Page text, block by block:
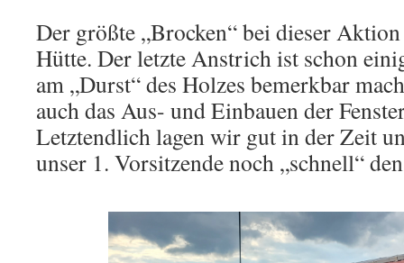
Der größte „Brocken“ bei dieser
Hütte. Der letzte Anstrich ist schon
am „Durst“ des Holzes bemerkbar
auch das Aus- und Einbauen der
Letztendlich lagen wir gut in der Zeit
unser 1. Vorsitzende noch „schnell“